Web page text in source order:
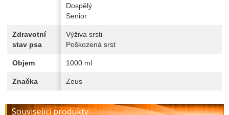
Dospělý
Senior
Zdravotní
stav psa
Výživa srsti
Poškozená srst
Objem 1000 ml
Značka Zeus
Související produkty